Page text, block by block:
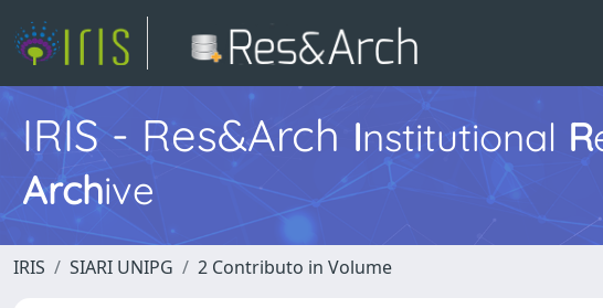
IRIS - Res&Arch Institutional R
Archive
IRIS SIARI UNIPG 2 Contributo in Volume